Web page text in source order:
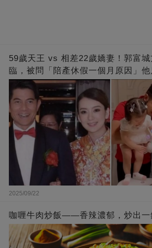
59歲天王 vs 相差22歲嬌妻！郭富城
臨，被問「陪產休假一個月原因」
被贊爆
2025/09/22
咖喱牛肉炒飯——香辣濃郁，炒出一